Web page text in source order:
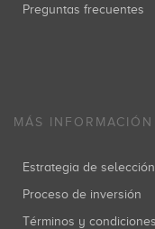
Preguntas frecuentes
MÁS INFORMACIÓN
Estrategia de
Proceso de inversión
Términos y